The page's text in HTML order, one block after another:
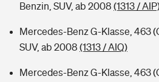
Benzin, SUV, ab 2008 (1313 /
Mercedes-Benz G-Klasse, 463
SUV, ab 2008 (1313 / AIQ)
Mercedes-Benz G-Klasse, 463